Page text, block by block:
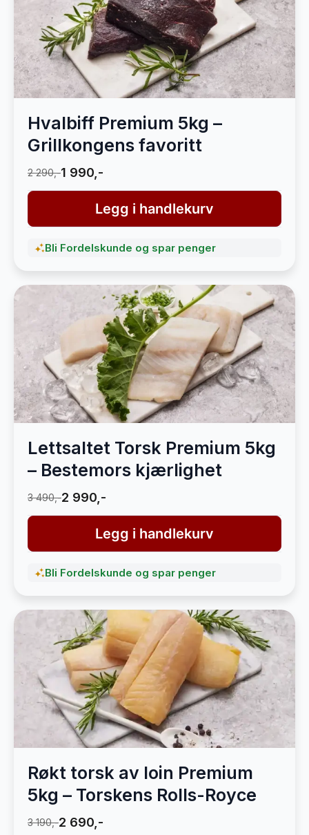
Hvalbiff Premium 5kg –
Grillkongens favoritt
2 290,-1 990,-
Legg i handlekurv
Bli Fordelskunde og spar penger
Lettsaltet Torsk Premium 5kg
– Bestemors kjærlighet
3 490,-2 990,-
Legg i handlekurv
Bli Fordelskunde og spar penger
Røkt torsk av loin Premium
5kg – Torskens Rolls-Royce
3 190,-2 690,-